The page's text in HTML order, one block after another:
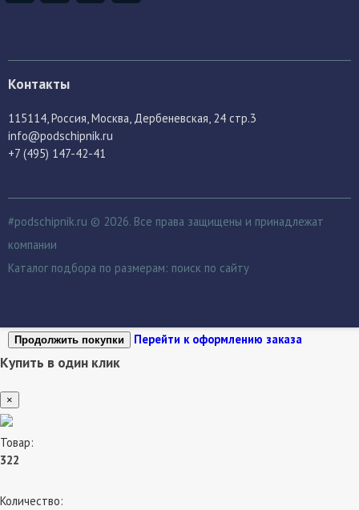
Контакты
115114 , Россия, Москва, Дербеневская, 24 стр.3
info@podschipnik.ru
+7 (495) 147-42-41
#podschipnik.ru © 2026. Все права защищены и принадлежат
компании
Каталог подбора по размерам: поиск по сайту
Продолжить покупки Перейти к оформлению заказа
Купить в один клик
×
Товар:
322
Количество: